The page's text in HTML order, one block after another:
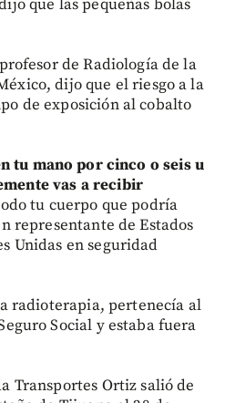
que las pequeñas bolas
de Radiología de la
dijo que el riesgo a la
de exposición al cobalto
tu mano por cinco o seis u
vas a recibir
tu cuerpo que podría
representante de Estados
Unidas en seguridad
radioterapia, pertenecía al
Social y estaba fuera
Transportes Ortiz salió de